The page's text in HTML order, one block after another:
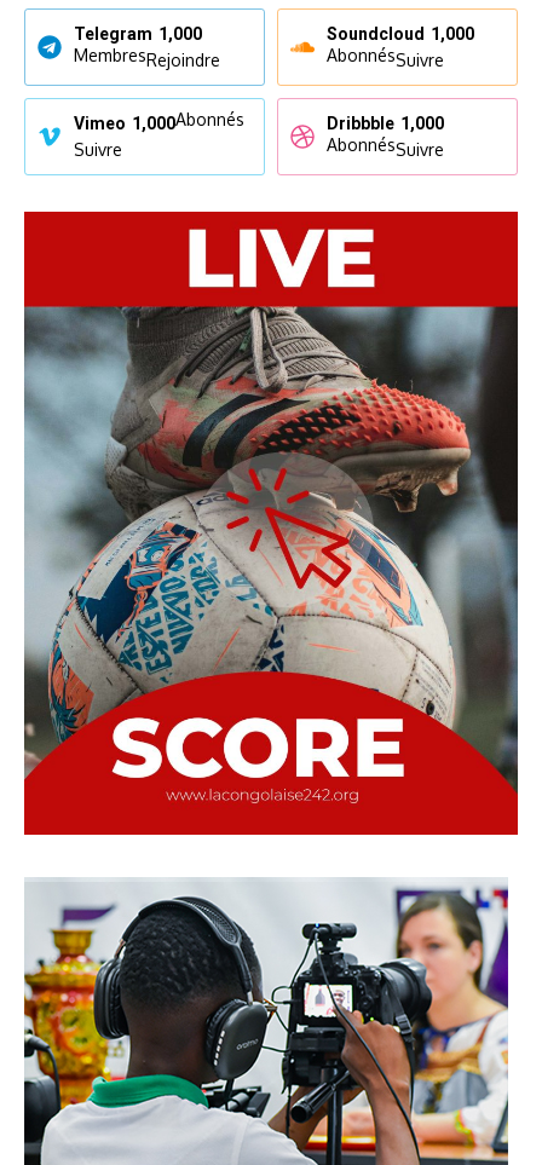
Telegram 1,000
MembresRejoindre
Soundcloud 1,000
AbonnésSuivre
Vimeo 1,000Abonnés
Suivre
Dribbble 1,000
AbonnésSuivre